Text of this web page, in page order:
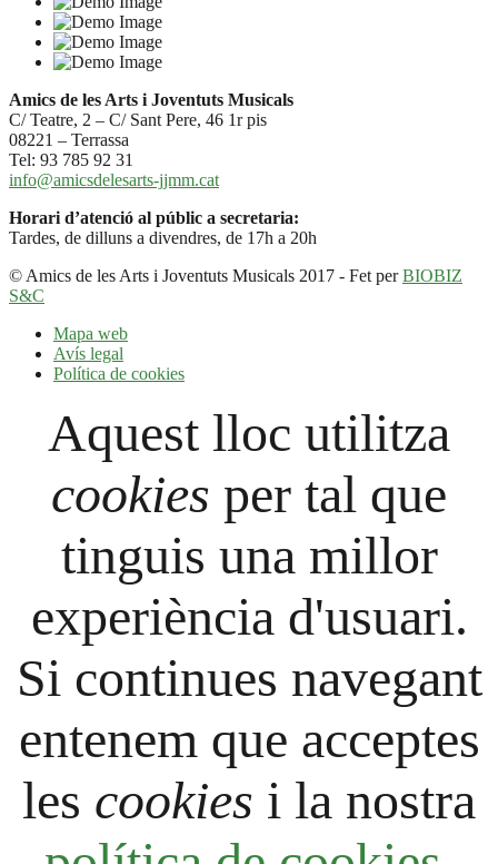
Amics de les Arts i Joventuts Musicals
C/ Teatre, 2 – C/ Sant Pere, 46 1r pis
08221 – Terrassa
Tel: 93 785 92 31
info@amicsdelesarts-jjmm.cat
Horari d’atenció al públic a secretaria:
Tardes, de dilluns a divendres, de 17h a 20h
© Amics de les Arts i Joventuts Musicals 2017 - Fet perBIOBIZ
S&C
Mapa web
Avís legal
Política de cookies
Aquest lloc utilitza
cookies per tal que
tinguis una millor
experiència d'usuari.
Si continues navegant
entenem que acceptes
les cookies i la nostra